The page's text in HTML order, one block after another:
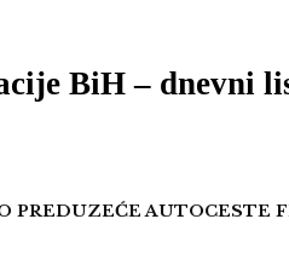
BiH – dnevni
PREDUZEĆE AUTOCESTE